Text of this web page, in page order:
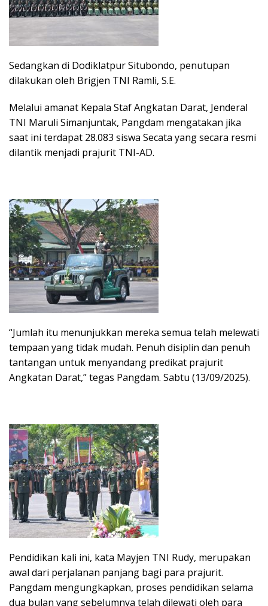
Sedangkan di Dodiklatpur Situbondo, penutupan
dilakukan oleh Brigjen TNI Ramli, S.E.
Melalui amanat Kepala Staf Angkatan Darat, Jenderal
TNI Maruli Simanjuntak, Pangdam mengatakan jika
saat ini terdapat 28.083 siswa Secata yang secara resmi
dilantik menjadi prajurit TNI-AD.
“Jumlah itu menunjukkan mereka semua telah melewati
tempaan yang tidak mudah. Penuh disiplin dan penuh
tantangan untuk menyandang predikat prajurit
Angkatan Darat,” tegas Pangdam. Sabtu (13/09/2025).
Pendidikan kali ini, kata Mayjen TNI Rudy, merupakan
awal dari perjalanan panjang bagi para prajurit.
Pangdam mengungkapkan, proses pendidikan selama
dua bulan yang sebelumnya telah dilewati oleh para